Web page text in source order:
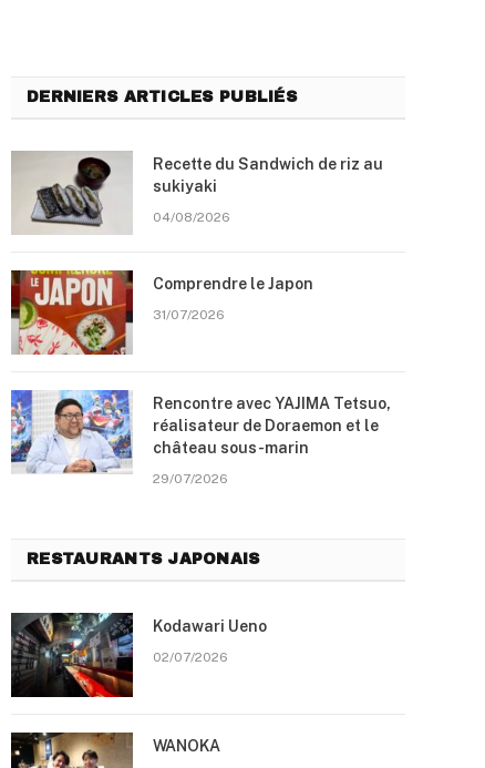
DERNIERS ARTICLES PUBLIÉS
Recette du Sandwich de riz au
sukiyaki
04/08/2026
Comprendre le Japon
31/07/2026
Rencontre avec YAJIMA Tetsuo,
réalisateur de Doraemon et le
château sous-marin
29/07/2026
RESTAURANTS JAPONAIS
Kodawari Ueno
02/07/2026
WANOKA